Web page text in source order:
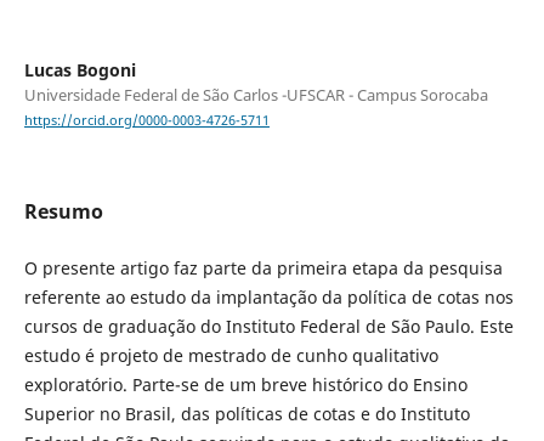
Lucas Bogoni
Universidade Federal de São Carlos -UFSCAR - Campus Sorocaba
https://orcid.org/0000-0003-4726-5711
Resumo
O presente artigo faz parte da primeira etapa da pesquisa
referente ao estudo da implantação da política de cotas nos
cursos de graduação do Instituto Federal de São Paulo. Este
estudo é projeto de mestrado de cunho qualitativo
exploratório. Parte-se de um breve histórico do Ensino
Superior no Brasil, das políticas de cotas e do Instituto